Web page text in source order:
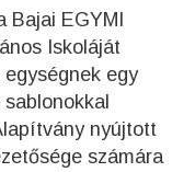
Bajai EGYMI
Iskoláját
egy
nyújtott
számára